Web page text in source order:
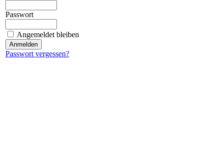
Passwort
Angemeldet bleiben
Passwort vergessen?